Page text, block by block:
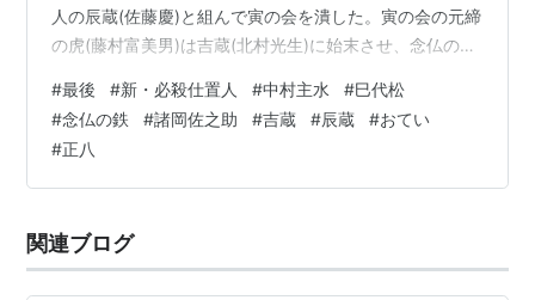
人の辰蔵(佐藤慶)と組んで寅の会を潰した。寅の会の元締
の虎(藤村富美男)は吉蔵(北村光生)に始末させ、念仏の鉄
仕置の現場を押さえ、拷問で「生きる屍」にした。 念仏
の鉄辰蔵が捕まえ、右手を焼いた。 誰か不明 三人目の仕
置人は現時点では不明である。辰蔵と吉蔵と諸岡が連ん
でいるところへ、この男がやってきた。 中村主水「南町
#最後 #新・必殺仕置人 #中村主水 #巳代松
#念仏の鉄 #諸岡佐之助 #吉蔵 #辰蔵 #おてい
#正八
関連ブログ